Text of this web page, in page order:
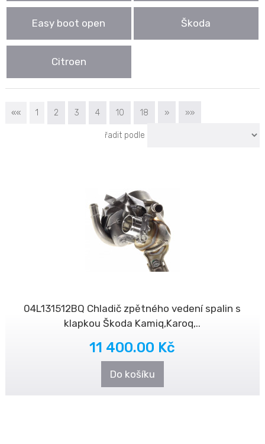
Easy boot open Škoda
Citroen
«« 1 2 3 4 10 18 » »»
řadit podle
04L131512BQ Chladič zpětného vedení spalin s
klapkou Škoda Kamiq,Karoq,..
11 400.00 Kč
Do košíku